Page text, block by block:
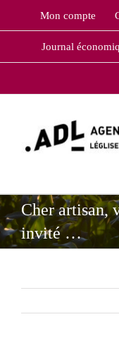
Mon compte
Journal
Cher artisan,
invité …